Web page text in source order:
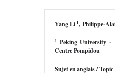
Yang Li 1, Philippe-
1 Peking University -
Centre Pompidou
Sujet en anglais /